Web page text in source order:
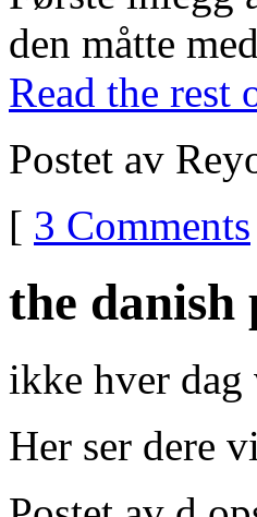
den måtte
Read the rest
Postet av
[ 3 Comments
the danish
ikke hver dag
Her ser dere